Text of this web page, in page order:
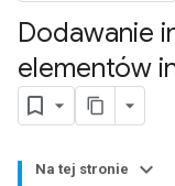
Dodawanie
elementów
Na tej stronie